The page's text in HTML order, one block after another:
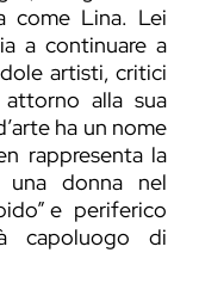
come Lina. Lei
a continuare a
artisti, critici
alla sua
ha un nome
rappresenta la
donna nel
e periferico
capoluogo di